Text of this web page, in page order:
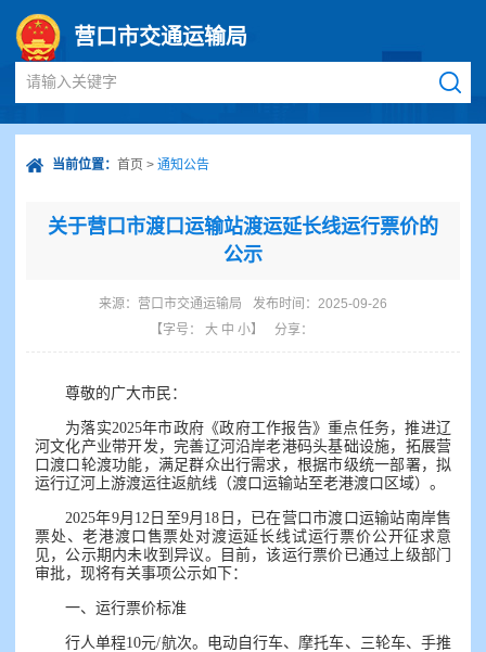
营口市交通运输局
请输入关键字
当前位置： 首页 > 通知公告
关于营口市渡口运输站渡运延长线运行票价的
公示
来源： 营口市交通运输局
发布时间：2025-09-26
【字号： 大 中 小】 分享：
尊敬的广大市民：
为落实2025年市政府《政府工作报告》重点任务，推进辽
河文化产业带开发，完善辽河沿岸老港码头基础设施，拓展营
口渡口轮渡功能，满足群众出行需求，根据市级统一部署，拟
运行辽河上游渡运往返航线（渡口运输站至老港渡口区域）。
2025年9月12日至9月18日，已在营口市渡口运输站南岸售
票处、老港渡口售票处对渡运延长线试运行票价公开征求意
见，公示期内未收到异议。目前，该运行票价已通过上级部门
审批，现将有关事项公示如下：
一、运行票价标准
行人单程10元/航次。电动自行车、摩托车、三轮车、手推